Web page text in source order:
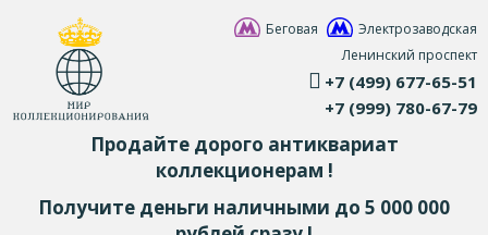
Беговая
Электрозаводская
Ленинский проспект
+7 (499) 677-65-51
+7 (999) 780-67-79
Продайте дорого антиквариат
коллекционерам !
Получите деньги наличными до 5 000 000